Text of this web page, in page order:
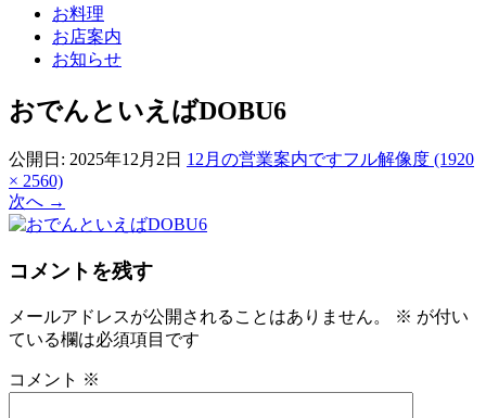
お料理
お店案内
お知らせ
おでんといえばDOBU6
公開日: 2025年12月2日 12月の営業案内ですフル解像度 (1920
× 2560)
次へ →
コメントを残す
メールアドレスが公開されることはありません。 ※ が付い
ている欄は必須項目です
コメント ※